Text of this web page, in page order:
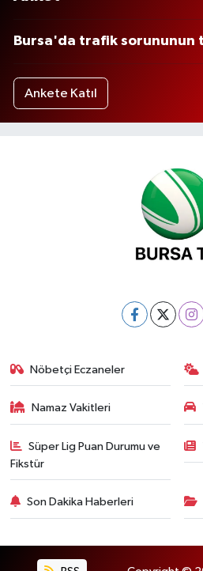
Bursa'da trafik sorununun
Ankete Katıl
Nöbetçi Eczaneler
Namaz Vakitleri
Süper Lig Puan Durumu ve
Fikstür
Son Dakika Haberleri